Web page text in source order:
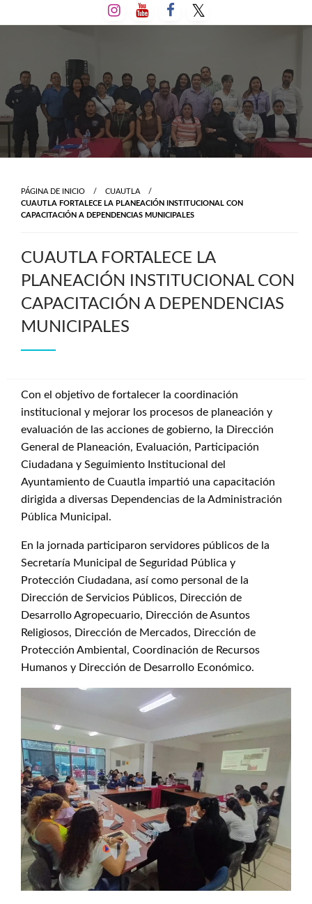
al
PÁGINA DE INICIO
CUAUTLA
CUAUTLA FORTALECE LA PLANEACIÓN INSTITUCIONAL CON
CAPACITACIÓN A DEPENDENCIAS MUNICIPALES
CUAUTLA FORTALECE LA
PLANEACIÓN INSTITUCIONAL CON
CAPACITACIÓN A DEPENDENCIAS
MUNICIPALES
Con el objetivo de fortalecer la coordinación
institucional y mejorar los procesos de planeación y
evaluación de las acciones de gobierno, la Dirección
General de Planeación, Evaluación, Participación
Ciudadana y Seguimiento Institucional del
Ayuntamiento de Cuautla impartió una capacitación
dirigida a diversas Dependencias de la Administración
Pública Municipal.
En la jornada participaron servidores públicos de la
Secretaría Municipal de Seguridad Pública y
Protección Ciudadana, así como personal de la
Dirección de Servicios Públicos, Dirección de
Desarrollo Agropecuario, Dirección de Asuntos
Religiosos, Dirección de Mercados, Dirección de
Protección Ambiental, Coordinación de Recursos
Humanos y Dirección de Desarrollo Económico.